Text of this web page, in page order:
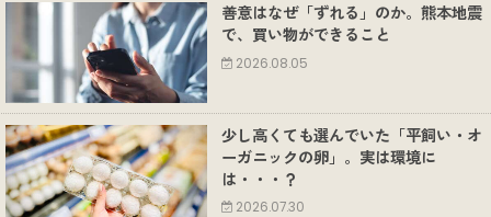
善意はなぜ「ずれる」のか。熊本地震
で、買い物ができること
2026.08.05
少し高くても選んでいた「平飼い・オ
ーガニックの卵」。実は環境に
は・・・？
2026.07.30